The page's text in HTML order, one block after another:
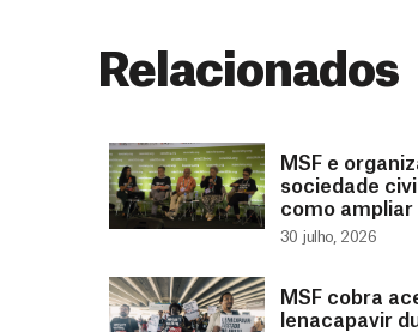
Relacionados
MSF e
sociedade
como ampliar
medicamento
30 julho, 2026
MSF cobra
lenacapavir